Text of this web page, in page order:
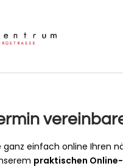
ganz einfach online Ihren
praktischen